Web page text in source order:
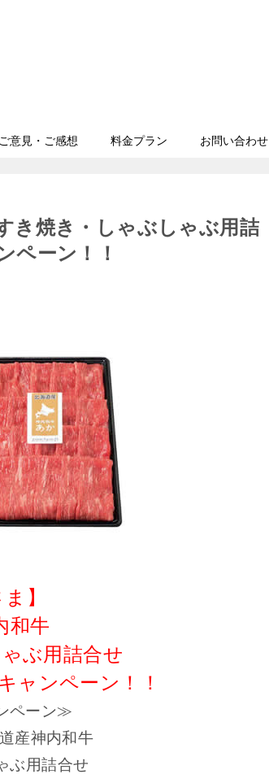
ご意見・ご感想 料金プラン お問い合わせ
き焼き・しゃぶしゃぶ用詰
ペーン！！
】
和牛
ぶ用詰合せ
ャンペーン！！
ペーン≫
産神内和牛
ぶ用詰合せ